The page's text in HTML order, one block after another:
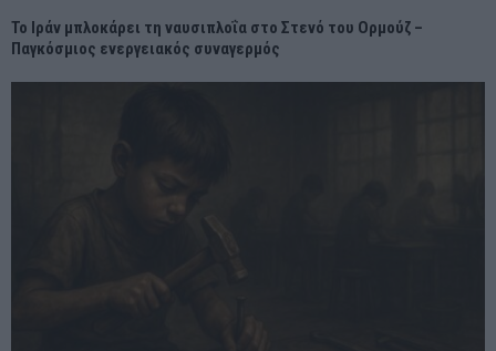
Το Ιράν μπλοκάρει τη ναυσιπλοΐα στο Στενό του Ορμούζ –
Παγκόσμιος ενεργειακός συναγερμός